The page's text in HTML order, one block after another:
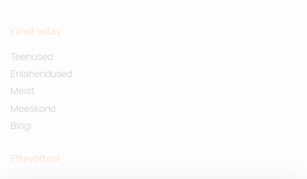
Kiirelt leitav
Teenused
Erilahendused
Meist
Meeskond
Blogi
Ettevõttest